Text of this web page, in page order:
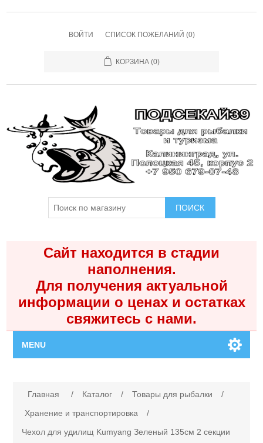
ВОЙТИ СПИСОК ПОЖЕЛАНИЙ (0)
КОРЗИНА (0)
ПОИСК
Сайт находится в стадии
наполнения.
Для получения актуальной
информации о ценах и остатках
свяжитесь с нами.
MENU
Каталог
Главная / Каталог / Товары для рыбалки
/
Хранение и транспортировка
/
Чехол для удилищ Kumyang Зеленый 135см 2 секции